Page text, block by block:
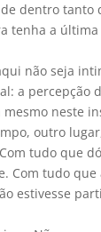
dentro tanto
tenha a
não seja
a percepção
neste
outro
tudo que
Com tudo que
estivesse